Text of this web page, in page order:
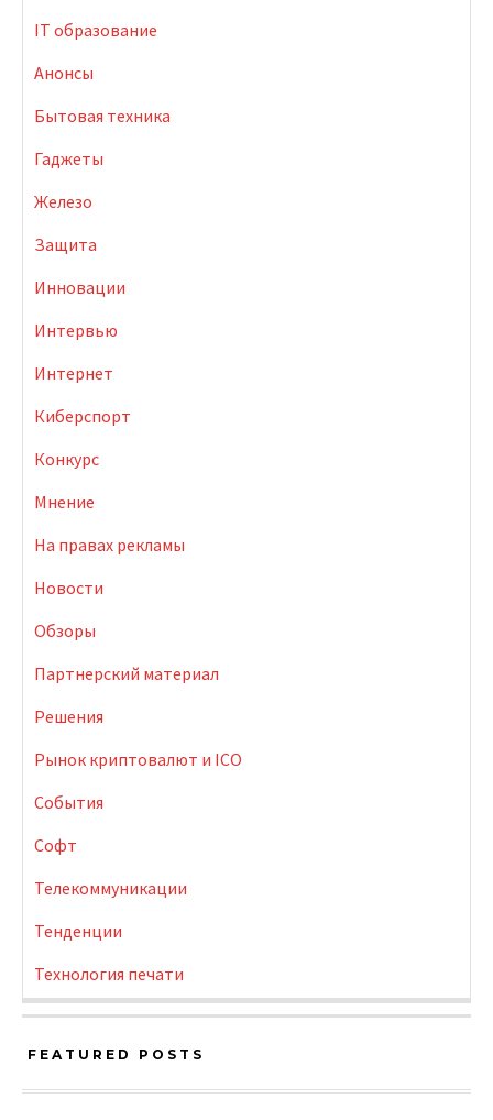
IT образование
Анонсы
Бытовая техника
Гаджеты
Железо
Защита
Инновации
Интервью
Интернет
Киберспорт
Конкурс
Мнение
На правах рекламы
Новости
Обзоры
Партнерский материал
Решения
Рынок криптовалют и ICO
События
Софт
Телекоммуникации
Тенденции
Технология печати
FEATURED POSTS